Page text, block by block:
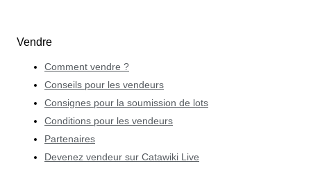
Vendre
Comment vendre ?
Conseils pour les vendeurs
Consignes pour la soumission de lots
Conditions pour les vendeurs
Partenaires
Devenez vendeur sur Catawiki Live